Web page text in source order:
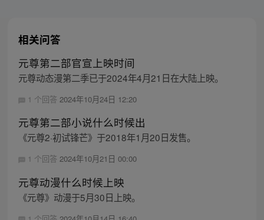
相关问答
元尊第二部官宣上映时间
元尊动态漫第二季已于2024年4月21日在大陆上映。
1 个回答 2024年10月24日 12:20
元尊第二部小说什么时候出
《元尊2·初试锋芒》于2018年1月20日发售。
1 个回答 2024年10月21日 00:00
元尊动漫什么时候上映
《元尊》动漫于5月30日上映。